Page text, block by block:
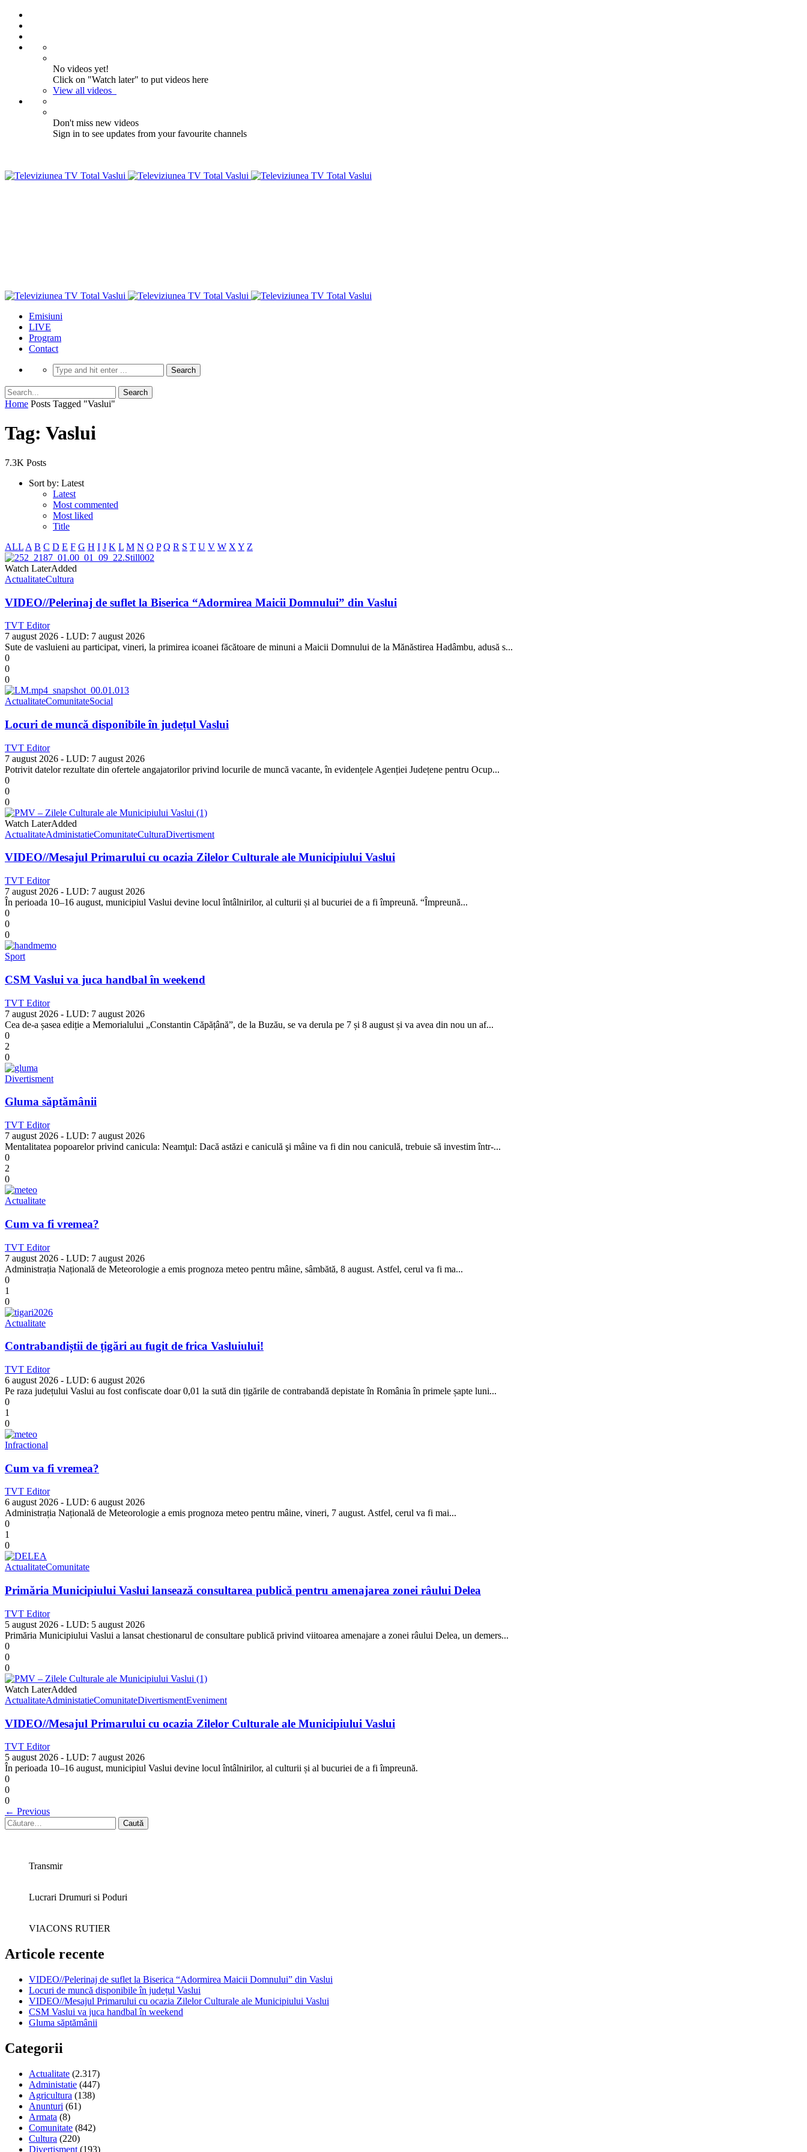
No videos yet!
Click on "Watch later" to put videos here
View all videos
Don't miss new videos
Sign in to see updates from your favourite channels
Emisiuni
LIVE
Program
Contact
Home Posts Tagged "Vaslui"
Tag: Vaslui
7.3K Posts
Sort by: Latest
Latest
Most commented
Most liked
Title
ALL A B C D E F G H I J K L M N O P Q R S T U V W X Y Z
Watch LaterAdded
ActualitateCultura
VIDEO//Pelerinaj de suflet la Biserica “Adormirea Maicii Domnului” din Vaslui
TVT Editor
7 august 2026 - LUD: 7 august 2026
Sute de vasluieni au participat, vineri, la primirea icoanei făcătoare de minuni a Maicii Domnului de la Mănăstirea Hadâmbu, adusă s...
0
0
0
ActualitateComunitateSocial
Locuri de muncă disponibile în județul Vaslui
TVT Editor
7 august 2026 - LUD: 7 august 2026
Potrivit datelor rezultate din ofertele angajatorilor privind locurile de muncă vacante, în evidențele Agenției Județene pentru Ocup...
0
0
0
Watch LaterAdded
ActualitateAdministatieComunitateCulturaDivertisment
VIDEO//Mesajul Primarului cu ocazia Zilelor Culturale ale Municipiului Vaslui
TVT Editor
7 august 2026 - LUD: 7 august 2026
În perioada 10–16 august, municipiul Vaslui devine locul întâlnirilor, al culturii și al bucuriei de a fi împreună. “Împreună...
0
0
0
Sport
CSM Vaslui va juca handbal în weekend
TVT Editor
7 august 2026 - LUD: 7 august 2026
Cea de-a șasea ediție a Memorialului „Constantin Căpățână”, de la Buzău, se va derula pe 7 și 8 august și va avea din nou un af...
0
2
0
Divertisment
Gluma săptămânii
TVT Editor
7 august 2026 - LUD: 7 august 2026
Mentalitatea popoarelor privind canicula: Neamţul: Dacă astăzi e caniculă şi mâine va fi din nou caniculă, trebuie să investim într-...
0
2
0
Actualitate
Cum va fi vremea?
TVT Editor
7 august 2026 - LUD: 7 august 2026
Administrația Națională de Meteorologie a emis prognoza meteo pentru mâine, sâmbătă, 8 august. Astfel, cerul va fi ma...
0
1
0
Actualitate
Contrabandiștii de țigări au fugit de frica Vasluiului!
TVT Editor
6 august 2026 - LUD: 6 august 2026
Pe raza județului Vaslui au fost confiscate doar 0,01 la sută din țigările de contrabandă depistate în România în primele șapte luni...
0
1
0
Infractional
Cum va fi vremea?
TVT Editor
6 august 2026 - LUD: 6 august 2026
Administrația Națională de Meteorologie a emis prognoza meteo pentru mâine, vineri, 7 august. Astfel, cerul va fi mai...
0
1
0
ActualitateComunitate
Primăria Municipiului Vaslui lansează consultarea publică pentru amenajarea zonei râului Delea
TVT Editor
5 august 2026 - LUD: 5 august 2026
Primăria Municipiului Vaslui a lansat chestionarul de consultare publică privind viitoarea amenajare a zonei râului Delea, un demers...
0
0
0
Watch LaterAdded
ActualitateAdministatieComunitateDivertismentEveniment
VIDEO//Mesajul Primarului cu ocazia Zilelor Culturale ale Municipiului Vaslui
TVT Editor
5 august 2026 - LUD: 7 august 2026
În perioada 10–16 august, municipiul Vaslui devine locul întâlnirilor, al culturii și al bucuriei de a fi împreună.
0
0
0
← Previous
Caută
după:
Transmir
Lucrari Drumuri si Poduri
VIACONS RUTIER
Articole recente
VIDEO//Pelerinaj de suflet la Biserica “Adormirea Maicii Domnului” din Vaslui
Locuri de muncă disponibile în județul Vaslui
VIDEO//Mesajul Primarului cu ocazia Zilelor Culturale ale Municipiului Vaslui
CSM Vaslui va juca handbal în weekend
Gluma săptămânii
Categorii
Actualitate (2.317)
Administatie (447)
Agricultura (138)
Anunturi (61)
Armata (8)
Comunitate (842)
Cultura (220)
Divertisment (193)